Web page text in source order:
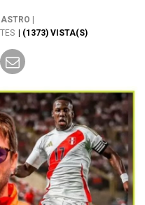
| (1373) VISTA(S)